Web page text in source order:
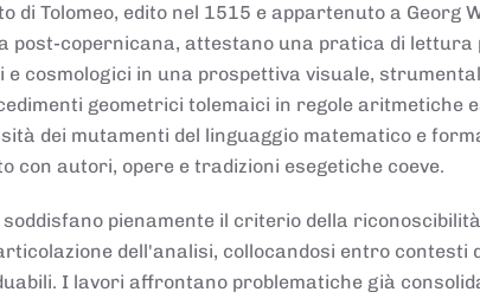
Tolomeo, edito nel 1515 e appartenuto a Georg
post-copernicana, attestano una pratica di
cosmologici in una prospettiva visuale,
geometrici tolemaici in regole aritmetiche
dei mutamenti del linguaggio matematico e
autori, opere e tradizioni esegetiche coeve.
pienamente il criterio della
dell'analisi, collocandosi entro contesti
I lavori affrontano problematiche già